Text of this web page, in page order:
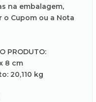
na embalagem,
Cupom ou a Nota
PRODUTO:
8 cm
20,110 kg